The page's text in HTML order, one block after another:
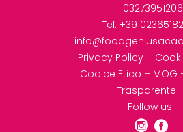
03273951206
Tel. +39
Privacy Policy–
Codice Etico – MOG
Trasparente
Follow us